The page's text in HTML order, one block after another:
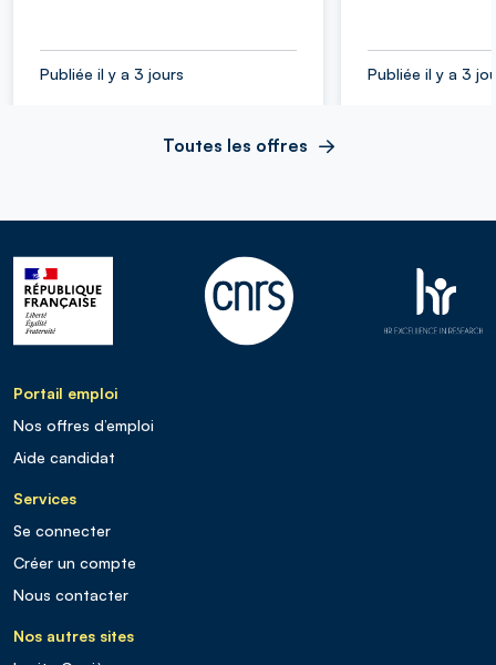
Publiée il y a 3 jours Publiée il y a 3
Toutes les offres
Portail emploi
Nos offres d’emploi
Aide candidat
Services
Se connecter
Créer un compte
Nous contacter
Nos autres sites